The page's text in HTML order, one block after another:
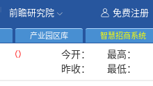
前瞻研究院 免费注册
产业园区库 智慧招商系统
（） 今开： 最高：
昨收：
最低：